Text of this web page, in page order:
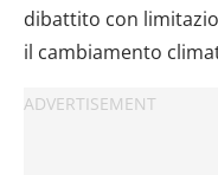
dibattito con
il cambiamento